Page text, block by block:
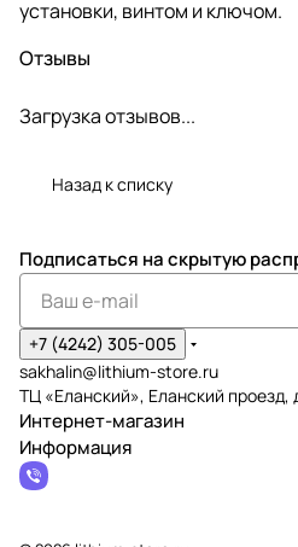
установки, винтом и ключом.
Отзывы
Загрузка отзывов...
Назад к списку
Подписаться на скрытую
+7 (4242) 305-005
sakhalin@lithium-store.ru
ТЦ «Еланский», Еланский проезд,
Интернет-магазин
Информация